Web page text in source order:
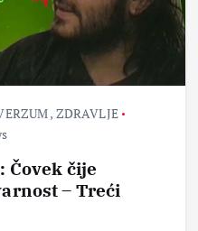
, ZDRAVLJE
Čovek čije
– Treći